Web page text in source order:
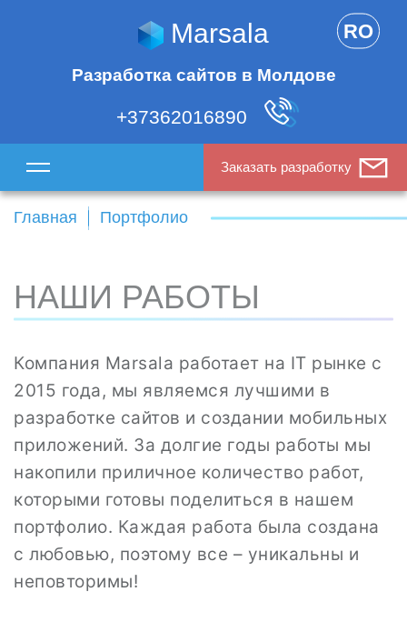
Marsala
Разработка сайтов в Молдове
+37362016890
RO
Заказать разработку
Главная Портфолио
НАШИ РАБОТЫ
Компания Marsala работает на IT рынке с
2015 года, мы являемся лучшими в
разработке сайтов и создании мобильных
приложений. За долгие годы работы мы
накопили приличное количество работ,
которыми готовы поделиться в нашем
портфолио. Каждая работа была создана
с любовью, поэтому все – уникальны и
неповторимы!